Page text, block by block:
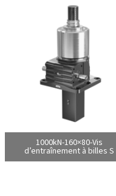
1000kN-160×80-Vis
d’entraînement à billes S